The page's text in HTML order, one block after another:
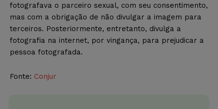
fotografava o parceiro sexual, com seu consentimento,
mas com a obrigação de não divulgar a imagem para
terceiros. Posteriormente, entretanto, divulga a
fotografia na internet, por vingança, para prejudicar a
pessoa fotografada.
Fonte: Conjur